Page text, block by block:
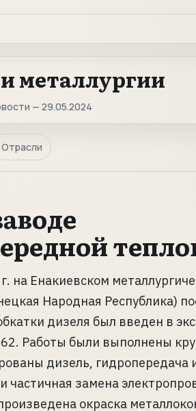
металлургии
— 29.05.2024
Отрасли
на Енакиевском
Народная Республика)
дизеля был введен в
Работы были выполнены
дизель, гидропередача
замена
окраска